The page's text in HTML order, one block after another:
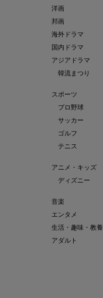
洋画
邦画
海外ドラマ
国内ドラマ
アジアドラマ
韓流まつり
スポーツ
プロ野球
サッカー
ゴルフ
テニス
アニメ・キッズ
ディズニー
音楽
エンタメ
生活・趣味・教養
アダルト